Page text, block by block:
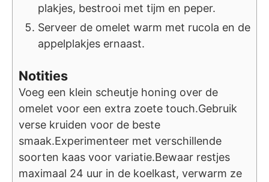
plakjes, bestrooi met tijm en peper.
Serveer de omelet warm met rucola en de
appelplakjes ernaast.
Notities
Voeg een klein scheutje honing over de
omelet voor een extra zoete touch.Gebruik
verse kruiden voor de beste
smaak.Experimenteer met verschillende
soorten kaas voor variatie.Bewaar restjes
maximaal 24 uur in de koelkast, verwarm ze